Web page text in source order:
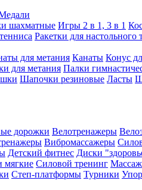
шахматные Игры 2 в 1, 3 в 1
Ракетки для настольного
для метания Канаты Конус
для метания Палки
Шапочки резиновые Ласты
дорожки Велотренажеры
Вибромассажеры
Детский фитнес Диски
мягкие Силовой тренинг
Степ-платформы Турники